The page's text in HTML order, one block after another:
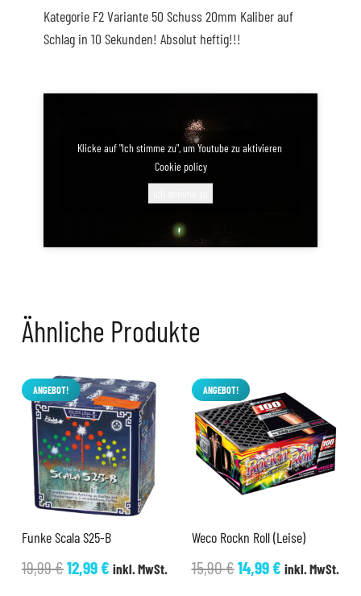
Kategorie F2 Variante 50 Schuss 20mm Kaliber auf
Schlag in 10 Sekunden! Absolut heftig!!!
Klicke auf "Ich stimme zu", um Youtube zu aktivieren
Cookie policy
Ähnliche Produkte
ANGEBOT!
Funke Scala S25-B
19,99€Ursprünglicher
12,99€Aktueller
inkl. MwSt.
ANGEBOT!
Weco Rockn Roll (Leise)
15,90€Ursprünglicher
14,99€Aktueller
inkl. MwSt.